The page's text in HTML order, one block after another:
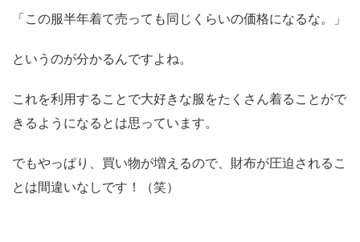
「この服半年着て売っても同じくらいの価格になるな。」
というのが分かるんですよね。
これを利用することで大好きな服をたくさん着ることがで
きるようになるとは思っています。
でもやっぱり、買い物が増えるので、財布が圧迫されるこ
とは間違いなしです！（笑）